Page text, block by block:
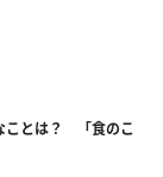
ことは？ 「食のこ